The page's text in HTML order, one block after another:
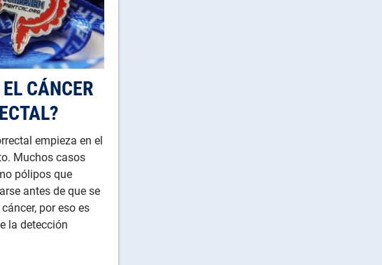
CÁNCER
empieza en el
Muchos casos
pólipos que
antes de que se
por eso es
la detección